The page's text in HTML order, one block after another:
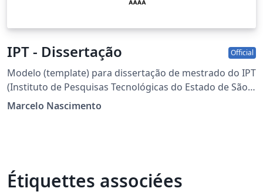
IPT - Dissertação Official
Modelo (template) para dissertação de mestrado do IPT
(Instituto de Pesquisas Tecnológicas do Estado de São
Paulo). Esse modelo se refere ao curso de computação.
Marcelo Nascimento
Étiquettes associées